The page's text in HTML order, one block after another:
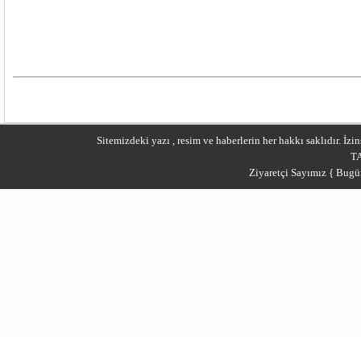
Sitemizdeki yazı , resim ve haberlerin her hakkı saklıdır.
Ziyaretçi Sayımız {